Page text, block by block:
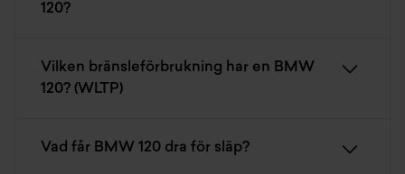
120?
Vilken bränsleförbrukning har en BMW
120? (WLTP)
Vad får BMW 120 dra för släp?